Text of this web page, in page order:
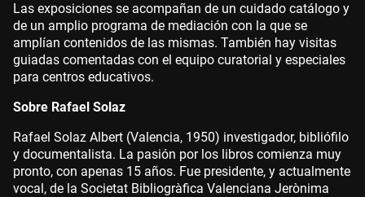
Las exposiciones se acompañan de un cuidado catálogo y
de un amplio programa de mediación con la que se
amplían contenidos de las mismas. También hay visitas
guiadas comentadas con el equipo curatorial y especiales
para centros educativos.
Sobre Rafael Solaz
Rafael Solaz Albert (Valencia, 1950) investigador, bibliófilo
y documentalista. La pasión por los libros comienza muy
pronto, con apenas 15 años. Fue presidente, y actualmente
vocal, de la Societat Bibliogràfica Valenciana Jerònima